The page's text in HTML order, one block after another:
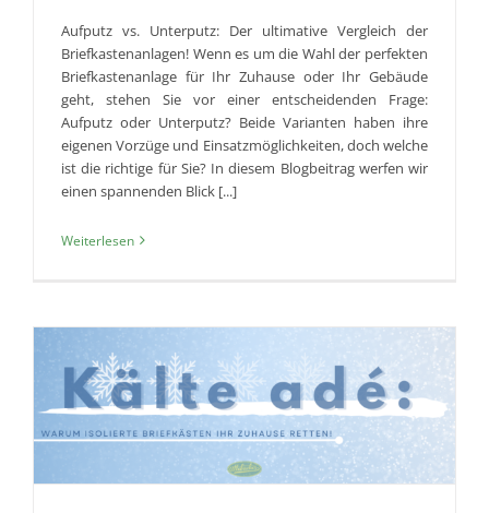
Aufputz vs. Unterputz: Der ultimative Vergleich der
Briefkastenanlagen! Wenn es um die Wahl der perfekten
Briefkastenanlage für Ihr Zuhause oder Ihr Gebäude
geht, stehen Sie vor einer entscheidenden Frage:
Aufputz oder Unterputz? Beide Varianten haben ihre
eigenen Vorzüge und Einsatzmöglichkeiten, doch welche
ist die richtige für Sie? In diesem Blogbeitrag werfen wir
einen spannenden Blick [...]
Weiterlesen